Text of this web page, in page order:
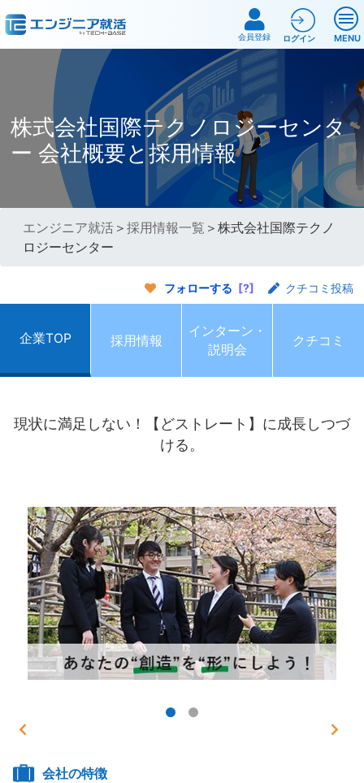
MENU
会員登録 ログイン
株式会社国際テクノロジーセンタ
ー 会社概要と採用情報
エンジニア就活 ＞採用情報一覧 ＞株式会社国際テクノ
ロジーセンター
フォローする [?] クチコミ投稿
企業TOP 採用情報
インターン・
説明会
クチコミ
現状に満足しない！【どストレート】に成長しつづ
ける。
会社の特徴